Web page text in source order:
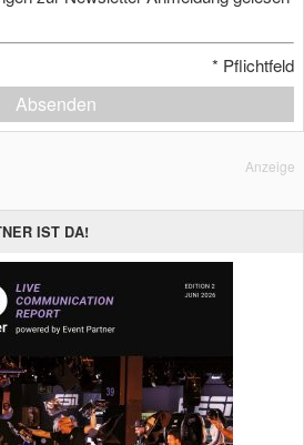
* Pflichtfeld
Absenden
Anzeige
IST DA!